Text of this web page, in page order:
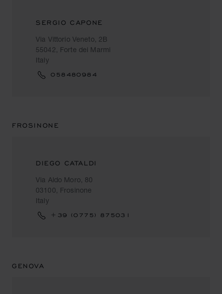
SERGIO CAPONE
Via Vittorio Veneto, 2B
55042, Forte dei Marmi
Italy
058480984
FROSINONE
DIEGO CATALDI
Via Aldo Moro, 80
03100, Frosinone
Italy
+39 (0775) 875031
GENOVA